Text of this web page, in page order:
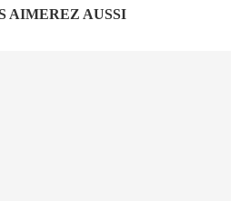
AIMEREZ AUSSI